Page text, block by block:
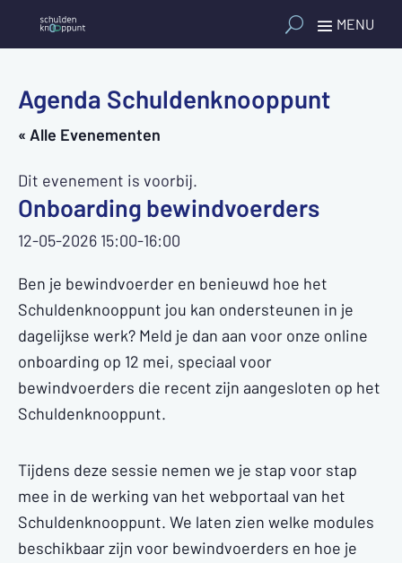
Agenda Schuldenknooppunt
« Alle Evenementen
Dit evenement is voorbij.
Onboarding bewindvoerders
12-05-2026 15:00-16:00
Ben je bewindvoerder en benieuwd hoe het
Schuldenknooppunt jou kan ondersteunen in je
dagelijkse werk? Meld je dan aan voor onze online
onboarding op 12 mei, speciaal voor
bewindvoerders die recent zijn aangesloten op het
Schuldenknooppunt.
Tijdens deze sessie nemen we je stap voor stap
mee in de werking van het webportaal van het
Schuldenknooppunt. We laten zien welke modules
beschikbaar zijn voor bewindvoerders en hoe je